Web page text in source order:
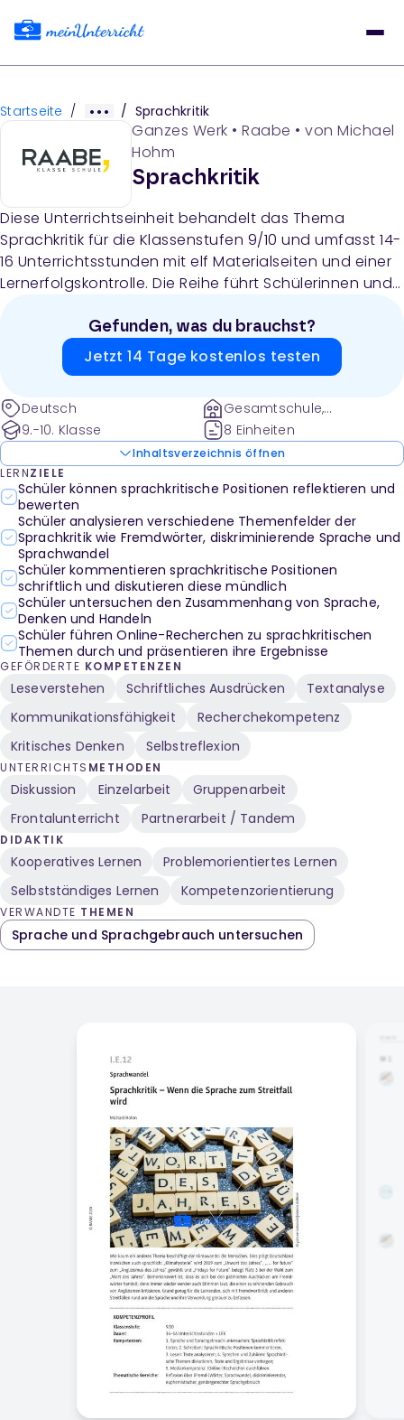
Startseite / / Sprachkritik
Ganzes Werk • Raabe • von Michael
Hohm
Sprachkritik
Diese Unterrichtseinheit behandelt das Thema
Sprachkritik für die Klassenstufen 9/10 und umfasst 14-
16 Unterrichtsstunden mit elf Materialseiten und einer
Lernerfolgskontrolle. Die Reihe führt Schülerinnen und
von der historischen Fremdwortkritik über Anglizismen
und die Wahl zum Wort des Jahres bis hin zu
diskriminierender Sprache, NS-Sprachrelikten, leichter
Gefunden, was du brauchst?
Jetzt 14 Tage kostenlos testen
Deutsch
9.-10. Klasse
Gesamtschule,
Gymnasium
8 Einheiten
Inhaltsverzeichnis öffnen
LERNZIELE
Schüler können sprachkritische Positionen reflektieren und
bewerten
Schüler analysieren verschiedene Themenfelder der
Sprachkritik wie Fremdwörter, diskriminierende Sprache und
Sprachwandel
Schüler kommentieren sprachkritische Positionen
schriftlich und diskutieren diese mündlich
Schüler untersuchen den Zusammenhang von Sprache,
Denken und Handeln
Schüler führen Online-Recherchen zu sprachkritischen
Themen durch und präsentieren ihre Ergebnisse
GEFÖRDERTE KOMPETENZEN
Leseverstehen Schriftliches Ausdrücken
Textanalyse
Kommunikationsfähigkeit
Recherchekompetenz
Kritisches Denken
Selbstreflexion
UNTERRICHTS METHODEN
Diskussion Einzelarbeit
Gruppenarbeit
Frontalunterricht
Partnerarbeit / Tandem
DIDAKTIK
Kooperatives Lernen
Problemorientiertes Lernen
Selbstständiges Lernen
Kompetenzorientierung
VERWANDTE THEMEN
Sprache und Sprachgebrauch untersuchen